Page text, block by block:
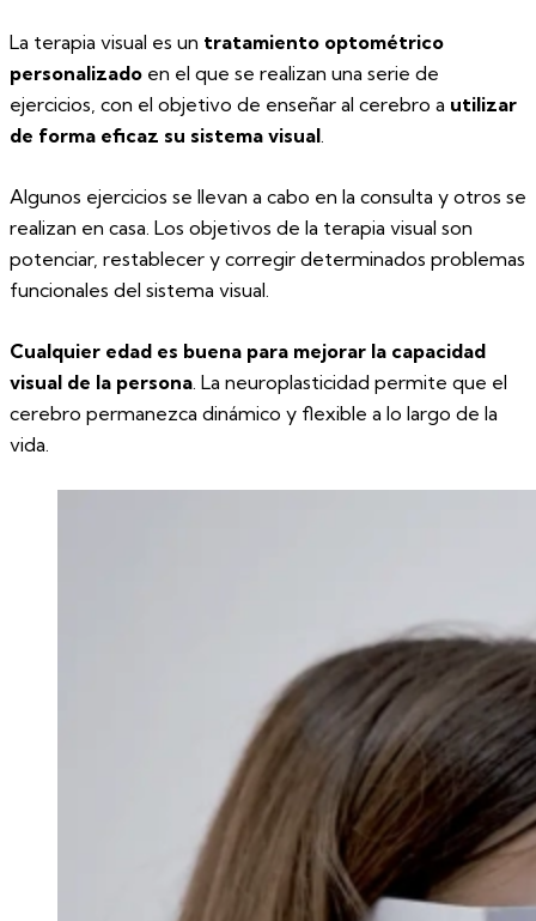
La terapia visual es un tratamiento optométrico
personalizado en el que se realizan una serie de
ejercicios, con el objetivo de enseñar al cerebro a utilizar
de forma eficaz su sistema visual
Algunos ejercicios se llevan a cabo en la consulta y otros se
realizan en casa. Los objetivos de la terapia visual son
potenciar, restablecer y corregir determinados problemas
funcionales del sistema visual.
Cualquier edad es buena para mejorar la capacidad
visual de la persona. La neuroplasticidad permite que el
cerebro permanezca dinámico y flexible a lo largo de la
vida.